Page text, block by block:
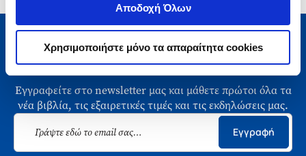
Αποδοχή Όλων
Χρησιμοποιήστε μόνο τα απαραίτητα cookies
Μάθετε τα νέα της Πολιτείας
Εγγραφείτε στο newsletter μας και μάθετε πρώτοι όλα τα
νέα βιβλία, τις εξαιρετικές τιμές και τις εκδηλώσεις μας.
Εγγραφή